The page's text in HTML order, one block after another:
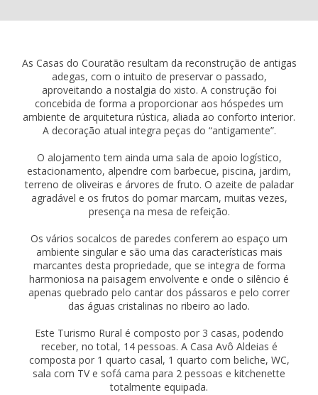
As Casas do Couratão resultam da reconstrução de antigas
adegas, com o intuito de preservar o passado,
aproveitando a nostalgia do xisto. A construção foi
concebida de forma a proporcionar aos hóspedes um
ambiente de arquitetura rústica, aliada ao conforto interior.
A decoração atual integra peças do “antigamente”.
O alojamento tem ainda uma sala de apoio logístico,
estacionamento, alpendre com barbecue, piscina, jardim,
terreno de oliveiras e árvores de fruto. O azeite de paladar
agradável e os frutos do pomar marcam, muitas vezes,
presença na mesa de refeição.
Os vários socalcos de paredes conferem ao espaço um
ambiente singular e são uma das características mais
marcantes desta propriedade, que se integra de forma
harmoniosa na paisagem envolvente e onde o silêncio é
apenas quebrado pelo cantar dos pássaros e pelo correr
das águas cristalinas no ribeiro ao lado.
Este Turismo Rural é composto por 3 casas, podendo
receber, no total, 14 pessoas. A Casa Avô Aldeias é
composta por 1 quarto casal, 1 quarto com beliche, WC,
sala com TV e sofá cama para 2 pessoas e kitchenette
totalmente equipada.